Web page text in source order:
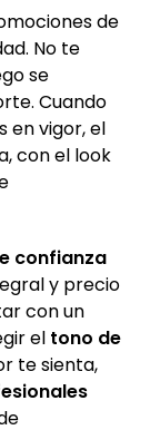
de
No te
se
Cuando
en vigor, el
con el look
confianza
y precio
con un
el tono de
te sienta,